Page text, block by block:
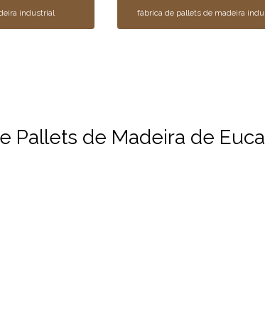
industrial fábrica de pallets de madeira
Pallets de Madeira de